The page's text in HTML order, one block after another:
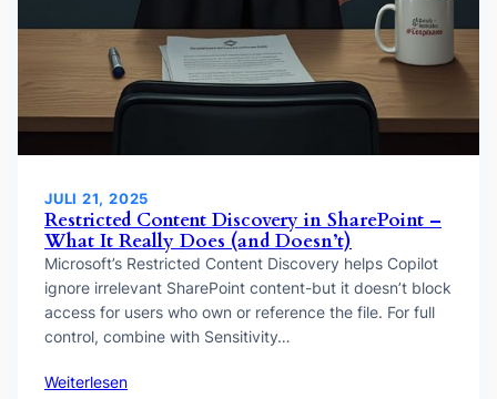
JULI 21, 2025
Restricted Content Discovery in SharePoint –
What It Really Does (and Doesn’t)
Microsoft’s Restricted Content Discovery helps Copilot
ignore irrelevant SharePoint content-but it doesn’t block
access for users who own or reference the file. For full
control, combine with Sensitivity…
Weiterlesen